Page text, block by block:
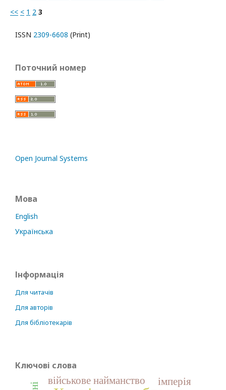
<< < 1 2 3
ISSN 2309-6608 (Print)
Поточний номер
Open Journal Systems
Мова
English
Українська
Інформація
Для читачів
Для авторів
Для бібліотекарів
Ключові слова
військове найманство імперія